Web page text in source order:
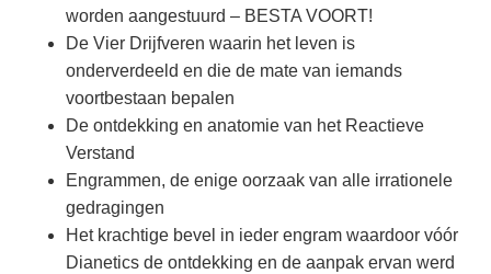
worden aangestuurd – BESTA VOORT!
De Vier Drijfveren waarin het leven is
onderverdeeld en die de mate van iemands
voortbestaan bepalen
De ontdekking en anatomie van het Reactieve
Verstand
Engrammen, de enige oorzaak van alle irrationele
gedragingen
Het krachtige bevel in ieder engram waardoor vóór
Dianetics de ontdekking en de aanpak ervan werd